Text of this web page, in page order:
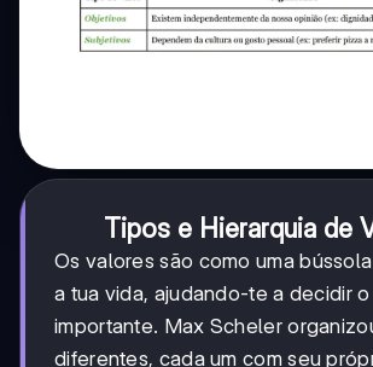
Tipos e Hierarquia de
Os valores são como uma
a tua vida, ajudando-te a decidir
importante. Max Scheler
diferentes, cada um com seu